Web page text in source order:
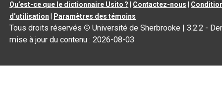
Qu’est-ce que le dictionnaire Usito ? Contactez-nous
d’utilisation
Paramètres des témoins
Tous droits réservés © Université de Sherbrooke |3.2.2 -
mise à jour du contenu :2026-08-03